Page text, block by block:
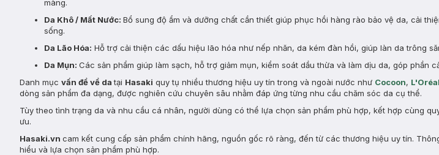
màng.
Da Khô / Mất Nước: Bổ sung độ ẩm và dưỡng chất cần thiết giúp phục hồi hàng rào bảo vệ da, cải
sống.
Da Lão Hóa: Hỗ trợ cải thiện các dấu hiệu lão hóa như nếp nhăn, da kém đàn hồi, giúp làn da trông
Da Mụn: Các sản phẩm giúp làm sạch, hỗ trợ giảm mụn, kiểm soát dầu thừa và làm dịu da, góp phần
Danh mục vấn đề về datại Hasaki quy tụ nhiều thương hiệu uy tín trong và ngoài nước như Cocoon, L'Oréal
dòng sản phẩm đa dạng, được nghiên cứu chuyên sâu nhằm đáp ứng từng nhu cầu chăm sóc da cụ thể.
Tùy theo tình trạng da và nhu cầu cá nhân, người dùng có thể lựa chọn sản phẩm phù hợp, kết hợp cùng
ưu.
Hasaki.vn cam kết cung cấp sản phẩm chính hãng, nguồn gốc rõ ràng, đến từ các thương hiệu uy tín.
hiểu và lựa chọn sản phẩm phù hợp.